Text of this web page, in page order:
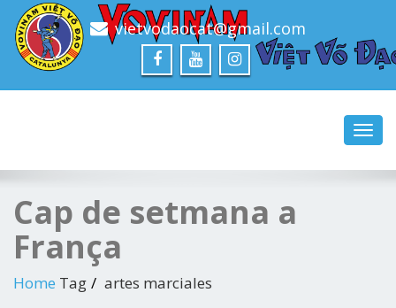
ASSOCIACIÓ CATALANA
DE VOVINAM VIET VO
Ser fort, per ser útil!vietvodaocat@gmail.com
Cap de setmana a
França
Home Tag artes marciales